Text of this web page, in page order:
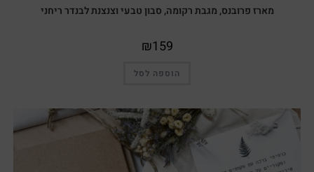
מארז פרובנס, מגבת רקומה, סבון טבעי וצנצנת לבנדר ריחני
₪159
הוספה לסל